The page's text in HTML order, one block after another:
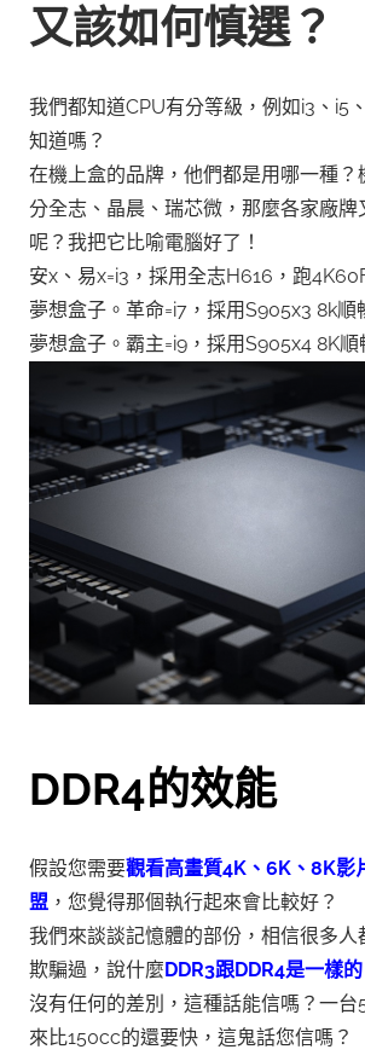
又該如何慎選？
我們都知道CPU有分等級，例如i3、i5
知道嗎？
在機上盒的品牌，他們都是用哪一種？
分全志、晶晨、瑞芯微，那麼各家廠牌
呢？我把它比喻電腦好了！
安x、易x=i3，採用全志H616，跑
夢想盒子。革命=i7，採用S905x3 8k順
夢想盒子。霸主=i9，採用S905x4 8K順
DDR4的效能
假設您需要觀看高畫質4K、6K、8K影
盟 ，您覺得那個執行起來會比較好？
我們來談談記憶體的部份，相信很多人
欺騙過，說什麼 DDR3跟DDR4是一樣的
沒有任何的差別，這種話能信嗎？一
來比150cc的還要快，這鬼話您信嗎？